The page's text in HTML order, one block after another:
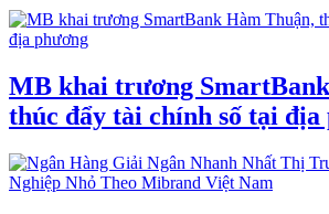
MB khai trương
thúc đẩy tài chính số tại địa